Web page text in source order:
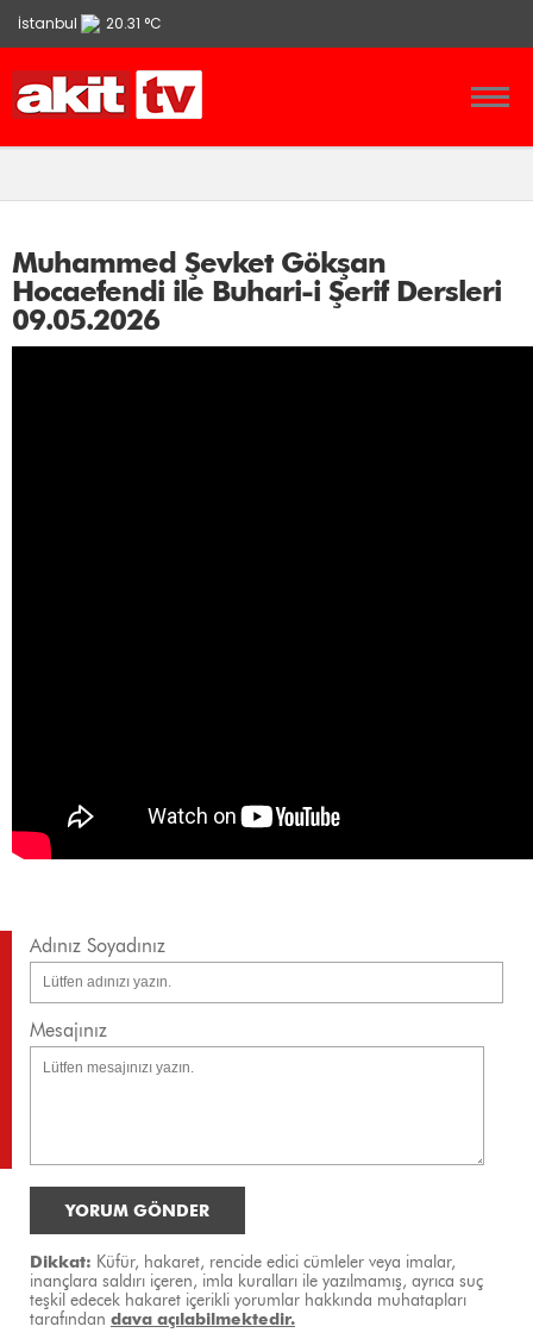
İstanbul 20.31 °C
Ankara 13.9 °C
İzmir 21.86 °C
Muhammed Şevket Gökşan
Hocaefendi ile Buhari-i Şerif Dersleri
09.05.2026
Adınız Soyadınız
Mesajınız
YORUM GÖNDER
Dikkat: Küfür, hakaret, rencide edici cümleler veya imalar,
inançlara saldırı içeren, imla kuralları ile yazılmamış, ayrıca suç
teşkil edecek hakaret içerikli yorumlar hakkında muhatapları
tarafından dava açılabilmektedir.